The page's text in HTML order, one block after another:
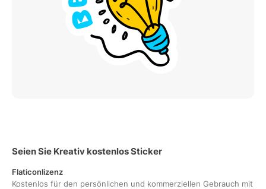
Seien Sie Kreativ kostenlos Sticker
Flaticonlizenz
Kostenlos für den persönlichen und kommerziellen Gebrauch mit